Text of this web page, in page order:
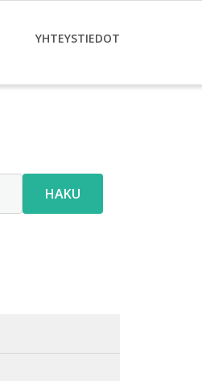
YHTEYSTIEDOT
HAKU